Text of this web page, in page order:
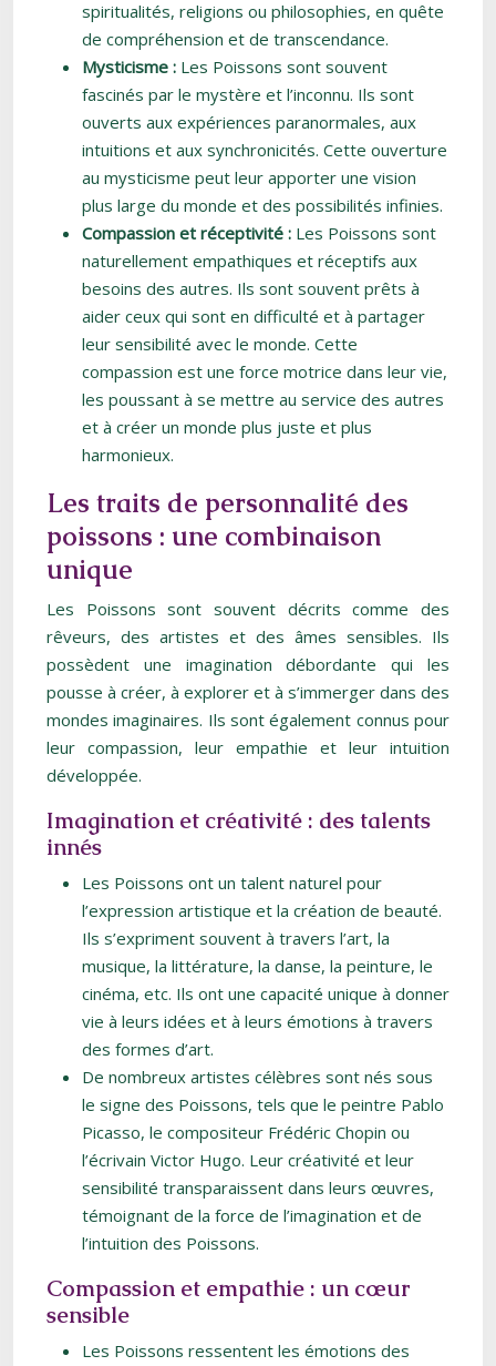
spiritualités, religions ou philosophies, en quête
de compréhension et de transcendance.
Mysticisme : Les Poissons sont souvent
fascinés par le mystère et l’inconnu. Ils sont
ouverts aux expériences paranormales, aux
intuitions et aux synchronicités. Cette ouverture
au mysticisme peut leur apporter une vision
plus large du monde et des possibilités infinies.
Compassion et réceptivité : Les Poissons sont
naturellement empathiques et réceptifs aux
besoins des autres. Ils sont souvent prêts à
aider ceux qui sont en difficulté et à partager
leur sensibilité avec le monde. Cette
compassion est une force motrice dans leur vie,
les poussant à se mettre au service des autres
et à créer un monde plus juste et plus
harmonieux.
Les traits de personnalité des
poissons : une combinaison
unique
Les Poissons sont souvent décrits comme des
rêveurs, des artistes et des âmes sensibles. Ils
possèdent une imagination débordante qui les
pousse à créer, à explorer et à s’immerger dans des
mondes imaginaires. Ils sont également connus pour
leur compassion, leur empathie et leur intuition
développée.
Imagination et créativité : des talents
innés
Les Poissons ont un talent naturel pour
l’expression artistique et la création de beauté.
Ils s’expriment souvent à travers l’art, la
musique, la littérature, la danse, la peinture, le
cinéma, etc. Ils ont une capacité unique à donner
vie à leurs idées et à leurs émotions à travers
des formes d’art.
De nombreux artistes célèbres sont nés sous
le signe des Poissons, tels que le peintre Pablo
Picasso, le compositeur Frédéric Chopin ou
l’écrivain Victor Hugo. Leur créativité et leur
sensibilité transparaissent dans leurs œuvres,
témoignant de la force de l’imagination et de
l’intuition des Poissons.
Compassion et empathie : un cœur
sensible
Les Poissons ressentent les émotions des